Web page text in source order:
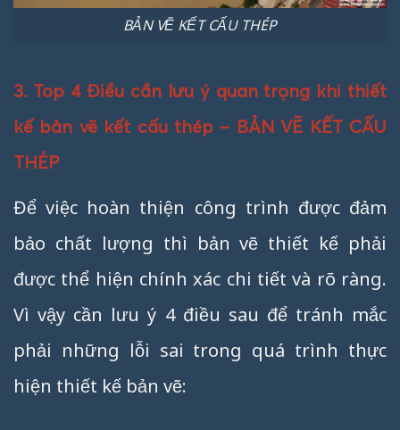
BẢN VẼ KẾT CẤU THÉP
3. Top 4 Điều cần lưu ý quan trọng khi thiết
kế bản vẽ kết cấu thép – BẢN VẼ KẾT CẤU
THÉP
Để việc hoàn thiện công trình được đảm
bảo chất lượng thì bản vẽ thiết kế phải
được thể hiện chính xác chi tiết và rõ ràng.
Vì vậy cần lưu ý 4 điều sau để tránh mắc
phải những lỗi sai trong quá trình thực
hiện thiết kế bản vẽ: